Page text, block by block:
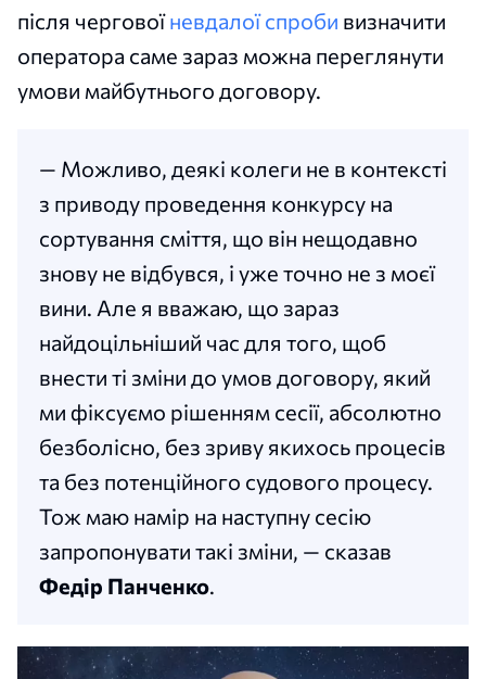
після черговоїневдалої спроби визначити
оператора саме зараз можна переглянути
умови майбутнього договору.
— Можливо, деякі колеги не в контексті
з приводу проведення конкурсу на
сортування сміття, що він нещодавно
знову не відбувся, і уже точно не з моєї
вини. Але я вважаю, що зараз
найдоцільніший час для того, щоб
внести ті зміни до умов договору, який
ми фіксуємо рішенням сесії, абсолютно
безболісно, без зриву якихось процесів
та без потенційного судового процесу.
Тож маю намір на наступну сесію
запропонувати такі зміни, — сказав
Федір Панченко.